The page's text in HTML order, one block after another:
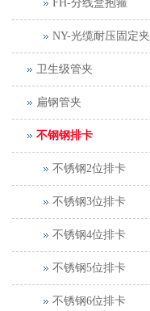
FH-分线盒抱箍
NY-光缆耐压固定夹
卫生级管夹
扁钢管夹
不钢钢排卡
不锈钢2位排卡
不锈钢3位排卡
不锈钢4位排卡
不锈钢5位排卡
不锈钢6位排卡